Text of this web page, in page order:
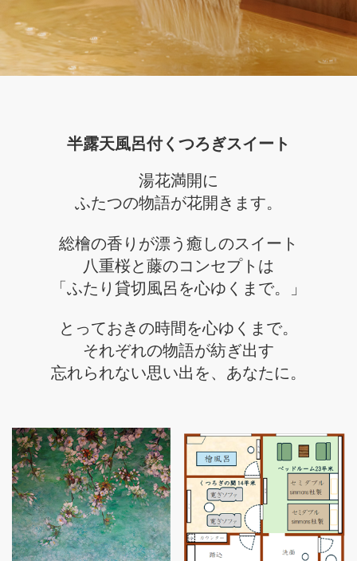
半露天風呂付くつろぎスイート
湯花満開に
ふたつの物語が花開きます。
総檜の香りが漂う癒しのスイート
八重桜と藤のコンセプトは
「ふたり貸切風呂を心ゆくまで。」
とっておきの時間を心ゆくまで。
それぞれの物語が紡ぎ出す
忘れられない思い出を、あなたに。